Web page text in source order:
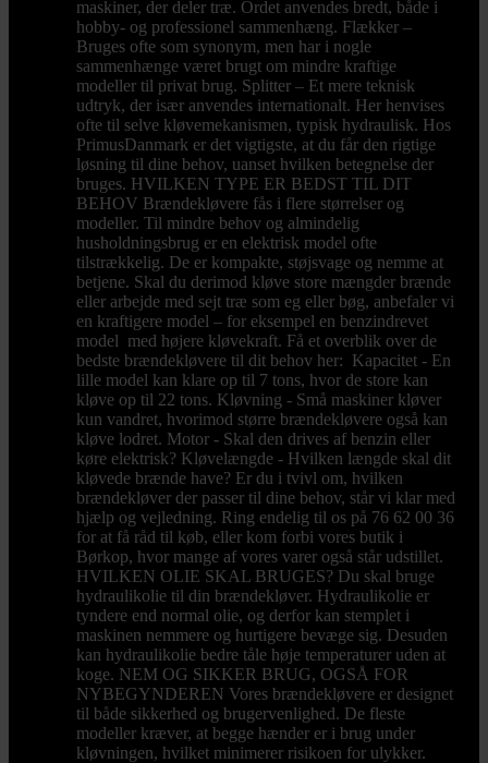
maskiner, der deler træ. Ordet anvendes bredt, både i
hobby- og professionel sammenhæng. Flækker –
Bruges ofte som synonym, men har i nogle
sammenhænge været brugt om mindre kraftige
modeller til privat brug. Splitter – Et mere teknisk
udtryk, der især anvendes internationalt. Her henvises
ofte til selve kløvemekanismen, typisk hydraulisk. Hos
PrimusDanmark er det vigtigste, at du får den rigtige
løsning til dine behov, uanset hvilken betegnelse der
bruges. HVILKEN TYPE ER BEDST TIL DIT
BEHOV Brændekløvere fås i flere størrelser og
modeller. Til mindre behov og almindelig
husholdningsbrug er en elektrisk model ofte
tilstrækkelig. De er kompakte, støjsvage og nemme at
betjene. Skal du derimod kløve store mængder brænde
eller arbejde med sejt træ som eg eller bøg, anbefaler vi
en kraftigere model – for eksempel en benzindrevet
model med højere kløvekraft. Få et overblik over de
bedste brændekløvere til dit behov her: Kapacitet - En
lille model kan klare op til 7 tons, hvor de store kan
kløve op til 22 tons. Kløvning - Små maskiner kløver
kun vandret, hvorimod større brændekløvere også kan
kløve lodret. Motor - Skal den drives af benzin eller
køre elektrisk? Kløvelængde - Hvilken længde skal dit
kløvede brænde have? Er du i tvivl om, hvilken
brændekløver der passer til dine behov, står vi klar med
hjælp og vejledning. Ring endelig til os på 76 62 00 36
for at få råd til køb, eller kom forbi vores butik i
Børkop, hvor mange af vores varer også står udstillet.
HVILKEN OLIE SKAL BRUGES? Du skal bruge
hydraulikolie til din brændekløver. Hydraulikolie er
tyndere end normal olie, og derfor kan stemplet i
maskinen nemmere og hurtigere bevæge sig. Desuden
kan hydraulikolie bedre tåle høje temperaturer uden at
koge. NEM OG SIKKER BRUG, OGSÅ FOR
NYBEGYNDEREN Vores brændekløvere er designet
til både sikkerhed og brugervenlighed. De fleste
modeller kræver, at begge hænder er i brug under
kløvningen, hvilket minimerer risikoen for ulykker.